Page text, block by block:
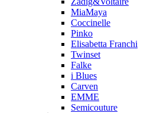
MiaMaya
Coccinelle
Pinko
Elisabetta Franchi
Twinset
Falke
i Blues
Carven
EMME
Semicouture